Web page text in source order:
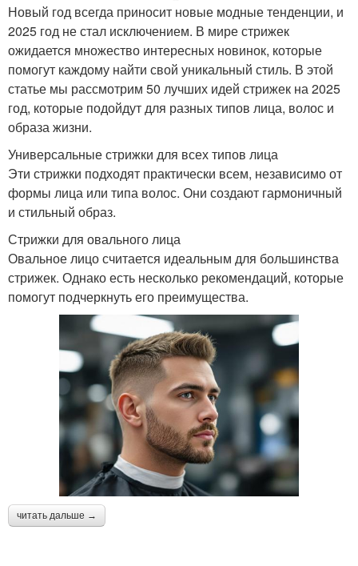
Новый год всегда приносит новые модные тенденции, и
2025 год не стал исключением. В мире стрижек
ожидается множество интересных новинок, которые
помогут каждому найти свой уникальный стиль. В этой
статье мы рассмотрим 50 лучших идей стрижек на 2025
год, которые подойдут для разных типов лица, волос и
образа жизни.
Универсальные стрижки для всех типов лица
Эти стрижки подходят практически всем, независимо от
формы лица или типа волос. Они создают гармоничный
и стильный образ.
Стрижки для овального лица
Овальное лицо считается идеальным для большинства
стрижек. Однако есть несколько рекомендаций, которые
помогут подчеркнуть его преимущества.
читать дальше →